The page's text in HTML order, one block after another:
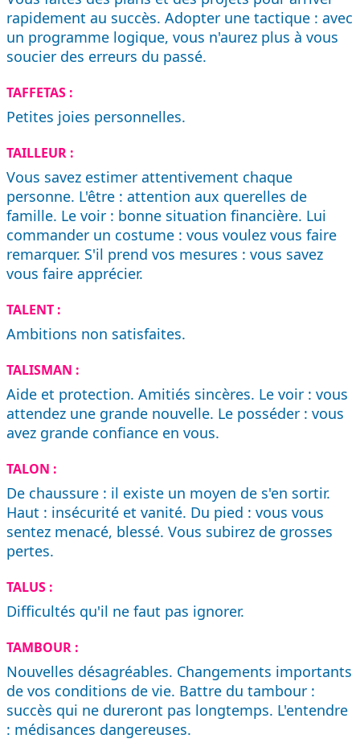
rapidement au succès. Adopter une tactique : avec
un programme logique, vous n'aurez plus à vous
soucier des erreurs du passé.
TAFFETAS :
Petites joies personnelles.
TAILLEUR :
Vous savez estimer attentivement chaque
personne. L'être : attention aux querelles de
famille. Le voir : bonne situation financière. Lui
commander un costume : vous voulez vous faire
remarquer. S'il prend vos mesures : vous savez
vous faire apprécier.
TALENT :
Ambitions non satisfaites.
TALISMAN :
Aide et protection. Amitiés sincères. Le voir : vous
attendez une grande nouvelle. Le posséder : vous
avez grande confiance en vous.
TALON :
De chaussure : il existe un moyen de s'en sortir.
Haut : insécurité et vanité. Du pied : vous vous
sentez menacé, blessé. Vous subirez de grosses
pertes.
TALUS :
Difficultés qu'il ne faut pas ignorer.
TAMBOUR :
Nouvelles désagréables. Changements importants
de vos conditions de vie. Battre du tambour :
succès qui ne dureront pas longtemps. L'entendre
: médisances dangereuses.